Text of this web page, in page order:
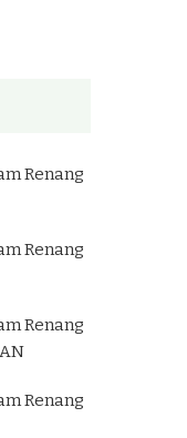
Renang
Renang
Renang
Renang